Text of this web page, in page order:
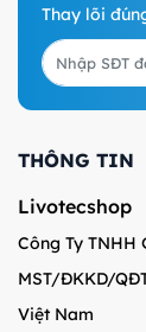
Thay lõi
THÔNG TIN
Livotecshop
Công Ty TNHH
MST/ĐKKD/
Việt Nam